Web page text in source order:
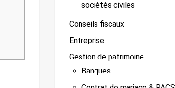
sociétés civiles
Conseils fiscaux
Entreprise
Gestion de patrimoine
Banques